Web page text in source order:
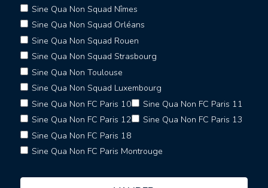
Sine Qua Non Squad Nîmes
Sine Qua Non Squad Orléans
Sine Qua Non Squad Rouen
Sine Qua Non Squad Strasbourg
Sine Qua Non Toulouse
Sine Qua Non Squad Luxembourg
Sine Qua Non FC Paris 10
Sine Qua Non FC Paris 11
Sine Qua Non FC Paris 12
Sine Qua Non FC Paris 13
Sine Qua Non FC Paris 18
Sine Qua Non FC Paris Montrouge